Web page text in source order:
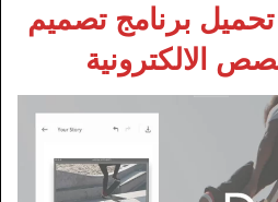
برنامج unfold تحميل برنامج تصميم
الالكترونية